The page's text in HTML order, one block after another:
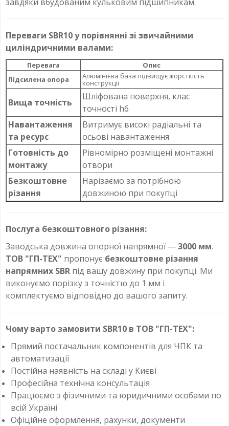
Переваги SBR10 у порівнянні зі звичайними
циліндричними валами:
Перевага
Опис
Підсилена опора
Алюмінієва база підвищує жорсткість
конструкції
Вища точність
Шліфована поверхня, клас
точності h6
Навантаження
та ресурс
Витримує високі радіальні та
осьові навантаження
Готовність до
монтажу
Рівномірно розміщені монтажні
отвори
Безкоштовне
різання
Нарізаємо за потрібною
довжиною при покупці
Послуга безкоштовного різання:
Заводська довжина опорної напрямної —3000 мм.
ТОВ "ГП-ТЕХ" пропонує безкоштовне різання
напрямних SBR під вашу довжину при покупці. Ми
виконуємо порізку з точністю до 1 мм і
комплектуємо відповідно до вашого запиту.
Чому варто замовити SBR10 в ТОВ "ГП-ТЕХ":
Прямий постачальник компонентів для ЧПК та
автоматизації
Постійна наявність на складі у Києві
Професійна технічна консультація
Працюємо з фізичними та юридичними особами по
всій Україні
Офіційне оформлення, рахунки, документи